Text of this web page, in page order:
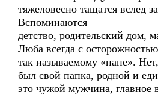
тяжеловесно тащатся вслед
Вспоминаются
детство, родительский дом,
Люба всегда с
так называемому «папе».
был свой папка, родной и
это чужой мужчина, главное